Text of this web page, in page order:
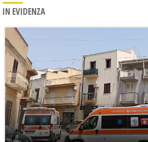
IN EVIDENZA